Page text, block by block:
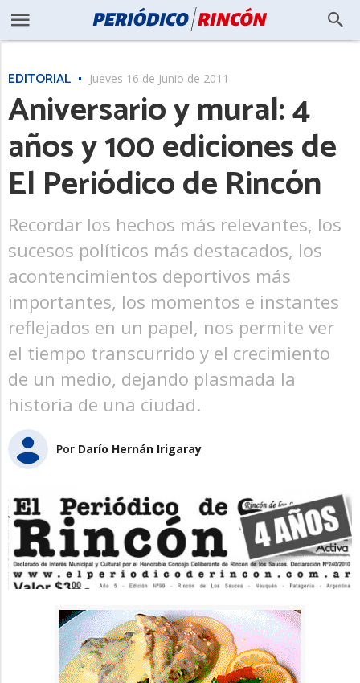
EDITORIAL Jueves 16 de Junio de 2011
Aniversario y mural: 4
años y 100 ediciones de
El Periódico de Rincón
Recordar los hechos más relevantes, los
sucesos políticos más destacados, los
acontencimientos deportivos más
importantes, los momentos e instantes
reflejados en un papel, nos permite ver
el tiempo transcurrido y el crecimiento
de un medio, dejando plasmada la
historia de una ciudad.
Por Darío Hernán Irigaray